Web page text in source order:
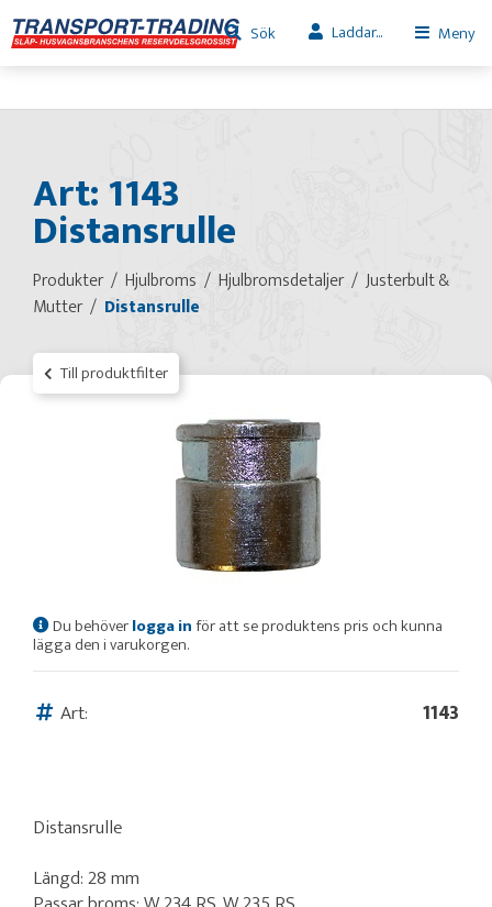
Sök Laddar... Meny
Art: 1143
Distansrulle
Produkter Hjulbroms Hjulbromsdetaljer
Justerbult &
Mutter
Distansrulle
Till produktfilter
Du behöverlogga inför att se produktens pris och kunna
lägga den i varukorgen.
Art: 1143
Distansrulle
Längd: 28 mm